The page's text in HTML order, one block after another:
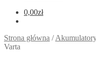
0,00zł
Strona główna /
Varta